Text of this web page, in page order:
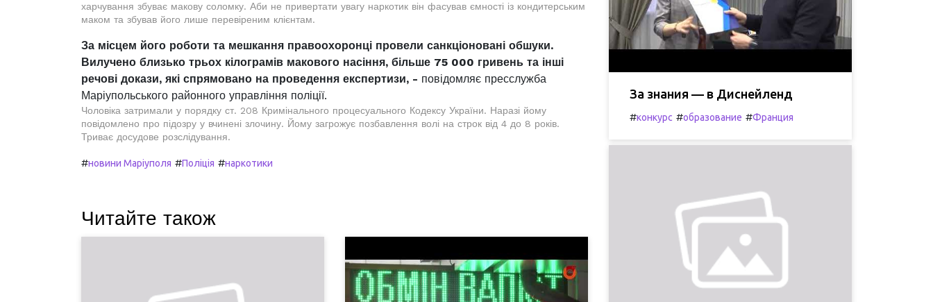
харчування збуває макову соломку. Аби не привертати увагу наркотик він фасував ємності із кондитерським
маком та збував його лише перевіреним клієнтам.
За місцем його роботи та мешкання правоохоронці провели санкціоновані обшуки.
Вилучено близько трьох кілограмів макового насіння, більше 75 000 гривень та інші
речові докази, які спрямовано на проведення експертизи, - повідомляє пресслужба
Маріупольського районного управління поліції.
Чоловіка затримали у порядку ст. 208 Кримінального процесуального Кодексу України. Наразі йому
повідомлено про підозру у вчинені злочину. Йому загрожує позбавлення волі на строк від 4 до 8 років.
Триває досудове розслідування.
#новини Маріуполя #Поліція #наркотики
Читайте також
За знания — в Диснейленд
#конкурс #образование #Франция